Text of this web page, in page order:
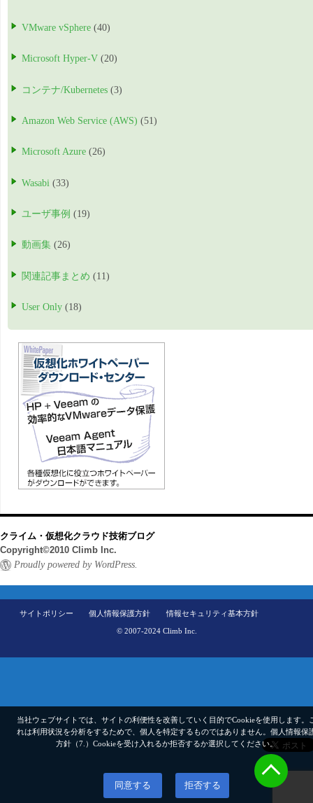
VMware vSphere (40)
Microsoft Hyper-V (20)
コンテナ/Kubernetes (3)
Amazon Web Service (AWS) (51)
Microsoft Azure (26)
Wasabi (33)
ユーザ事例 (19)
動画集 (26)
関連記事まとめ (11)
User Only (18)
クライム・仮想化クラウド技術ブログ
Copyright©2010 Climb Inc.
Proudly powered by WordPress.
サイトポリシー 個人情報保護方針 情報セキュリティ基本方針
© 2007-2024 Climb Inc.
当社ウェブサイトでは、サイトの利便性を改善していく目的でCookieを使用します。
れは利用状況を分析をするためで、個人を特定するものではありません。 個人情報保
方針（7.） Cookieを受け入れるか拒否するか選択してください。
同意する 拒否する